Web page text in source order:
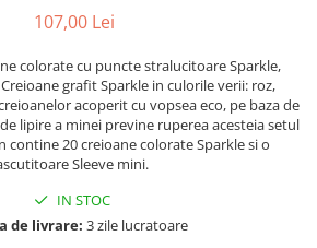
guase
107,00 Lei
colorate cu puncte stralucitoare Sparkle,
grafit Sparkle in culorile verii: roz,
acoperit cu vopsea eco, pe baza de
lipire a minei previne ruperea acesteia setul
contine 20 creioane colorate Sparkle si o
Sleeve mini.
IN STOC
de livrare: 3 zile lucratoare